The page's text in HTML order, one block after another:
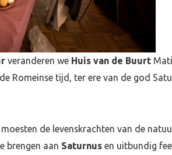
veranderen we Huis van de Buurt
Romeinse tijd, ter ere van de god
de levenskrachten van de
brengen aan Saturnusen uitbundig